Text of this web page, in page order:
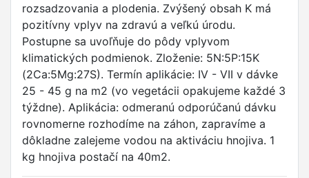
rozsadzovania a plodenia. Zvýšený obsah K má
pozitívny vplyv na zdravú a veľkú úrodu.
Postupne sa uvoľňuje do pôdy vplyvom
klimatických podmienok. Zloženie: 5N:5P:15K
(2Ca:5Mg:27S). Termín aplikácie: IV - VII v dávke
25 - 45 g na m2 (vo vegetácii opakujeme každé 3
týždne). Aplikácia: odmeranú odporúčanú dávku
rovnomerne rozhodíme na záhon, zapravíme a
dôkladne zalejeme vodou na aktiváciu hnojiva. 1
kg hnojiva postačí na 40m2.